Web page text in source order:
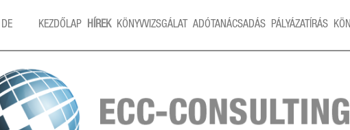
DE KEZDŐLAP HÍREK KÖNYVVIZSGÁLAT ADÓTANÁCSADÁS PÁLYÁZATÍRÁS